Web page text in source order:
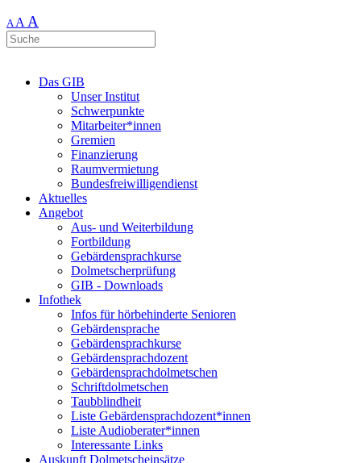
AA A
Das GIB
Unser Institut
Schwerpunkte
Mitarbeiter*innen
Gremien
Finanzierung
Raumvermietung
Bundesfreiwilligendienst
Aktuelles
Angebot
Aus- und Weiterbildung
Fortbildung
Gebärdensprachkurse
Dolmetscherprüfung
GIB - Downloads
Infothek
Infos für hörbehinderte Senioren
Gebärdensprache
Gebärdensprachkurse
Gebärdensprachdozent
Gebärdensprachdolmetschen
Schriftdolmetschen
Taubblindheit
Liste Gebärdensprachdozent*innen
Liste Audioberater*innen
Interessante Links
Auskunft Dolmetscheinsätze